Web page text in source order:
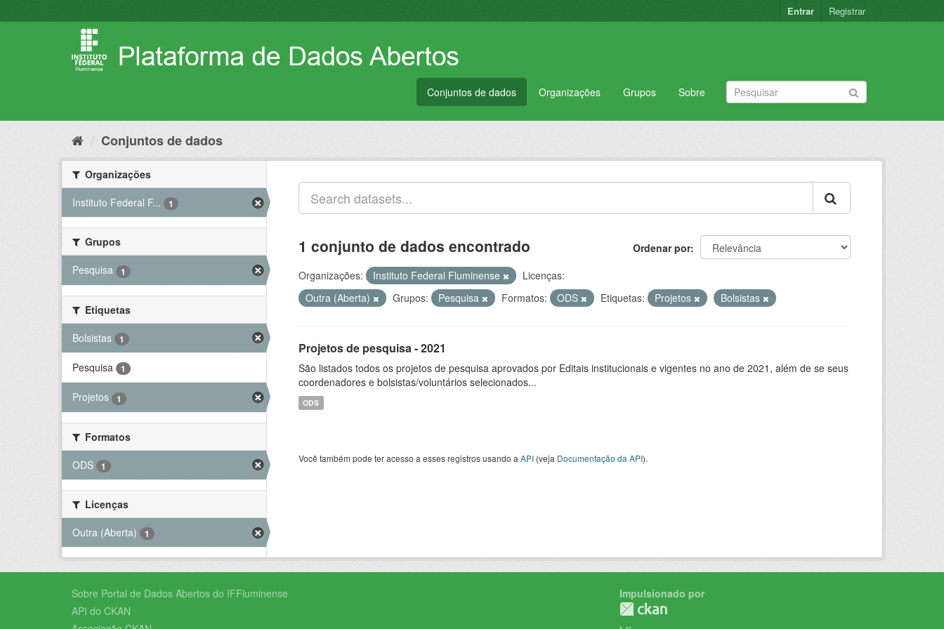
para
Entrar Registrar
Conjuntos de dados Organizações Grupos Sobre
Conjuntos de dados
Organizações
Instituto Federal F...
1
Grupos
Pesquisa
1
Etiquetas
Bolsistas
1
Pesquisa 1
Projetos 1
Formatos
ODS
1
Licenças
Outra (Aberta)
1
Ordenar por
1 conjunto de dados encontrado
Organizações: Instituto Federal Fluminense
Licenças:
Outra (Aberta)
Grupos: Pesquisa Formatos: ODS Etiquetas: Projetos Bolsistas
Projetos de pesquisa - 2021
São listados todos os projetos de pesquisa aprovados por Editais institucionais e vigentes no ano de 2021, além de se seus
coordenadores e bolsistas/voluntários selecionados...
ODS
Você também pode ter acesso a esses registros usando a API (veja Documentação da API).
Sobre Portal de Dados Abertos do IFFluminense
API do CKAN
Impulsionado por